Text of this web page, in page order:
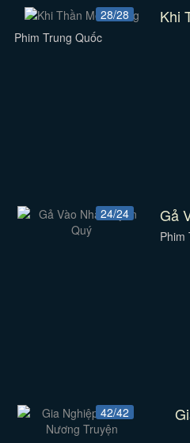
28/28 Khi
Phim Trung Quốc
24/24 Gả
Phim
42/42